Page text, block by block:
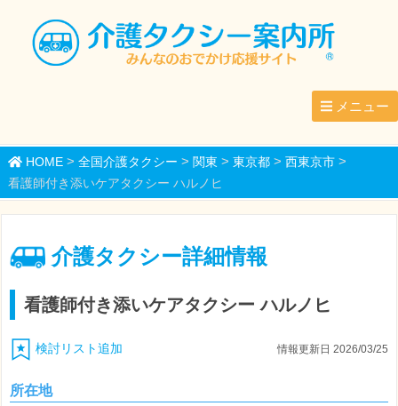
メニュー
HOME> 全国介護タクシー > 関東 > 東京都> 西東京市>
看護師付き添いケアタクシー ハルノヒ
介護タクシー詳細情報
看護師付き添いケアタクシー ハルノヒ
検討リスト追加 情報更新日 2026/03/25
所在地